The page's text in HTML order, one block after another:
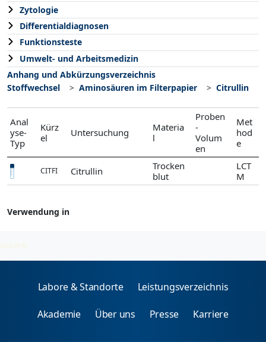
Zytologie
Differentialdiagnosen
Funktionsteste
Umwelt- und Arbeitsmedizin
Anhang und Abkürzungsverzeichnis
Stoffwechsel
Aminosäuren im Filterpapier Citrullin
Anal
yse-
Typ
Kürz
el
Untersuchung
Materia
l
Proben
-
Volum
en
Met
hod
e
CITFI Citrullin
Trocken
blut
LCT
M
Verwendung in
2026-08-06
Labore & Standorte Leistungsverzeichnis
Akademie Über uns Presse Karriere